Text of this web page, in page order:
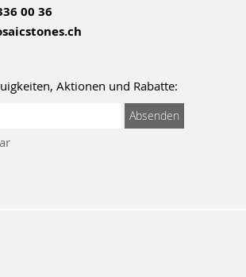
00 36
Aktionen und Rabatte:
Absenden